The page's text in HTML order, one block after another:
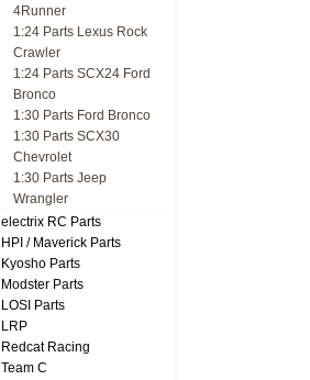
4Runner
1:24 Parts Lexus Rock
Crawler
1:24 Parts SCX24 Ford
Bronco
1:30 Parts Ford Bronco
1:30 Parts SCX30
Chevrolet
1:30 Parts Jeep
Wrangler
electrix RC Parts
HPI / Maverick Parts
Kyosho Parts
Modster Parts
LOSI Parts
LRP
Redcat Racing
Team C